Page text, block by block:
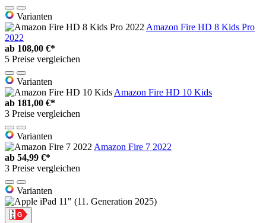
Varianten
Amazon Fire HD 8 Kids Pro
2022
ab 108,00 €*
5 Preise vergleichen
Varianten
Amazon Fire HD 10 Kids
ab 181,00 €*
3 Preise vergleichen
Varianten
Amazon Fire 7 2022
ab 54,99 €*
3 Preise vergleichen
Varianten